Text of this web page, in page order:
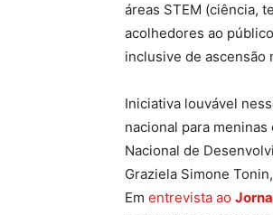
áreas STEM (ciência,
acolhedores ao
inclusive de ascensão
Iniciativa louvável
nacional para
Nacional de
Graziela Simone
Em entrevista ao